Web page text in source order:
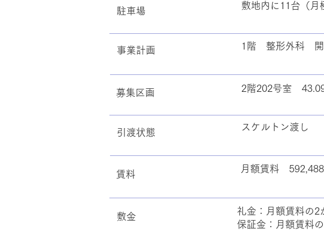
駐車場
敷地内に11台（月
事業計画 1階 整形外科 開
引渡状態
スケルトン渡し
募集区画 2階202号室
賃料
月額賃料 592,488
敷金
礼金：月額賃料の2
保証金：月額賃料